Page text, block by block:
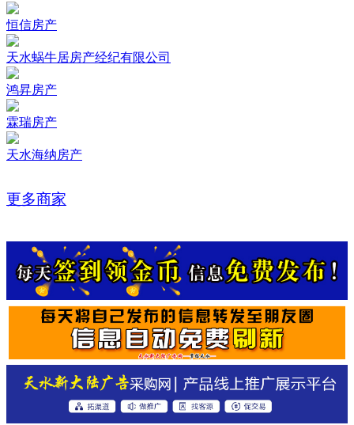
恒信房产
天水蜗牛居房产经纪有限公司
鸿昇房产
霖瑞房产
天水海纳房产
更多商家